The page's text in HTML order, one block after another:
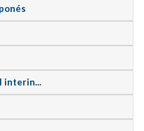
interin...